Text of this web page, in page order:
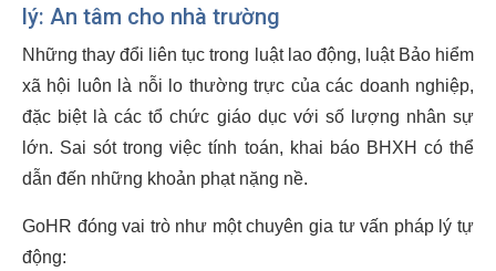
lý: An tâm cho nhà trường
Những thay đổi liên tục trong luật lao động, luật Bảo hiểm
xã hội luôn là nỗi lo thường trực của các doanh nghiệp,
đặc biệt là các tổ chức giáo dục với số lượng nhân sự
lớn. Sai sót trong việc tính toán, khai báo BHXH có thể
dẫn đến những khoản phạt nặng nề.
GoHR đóng vai trò như một chuyên gia tư vấn pháp lý tự
động: